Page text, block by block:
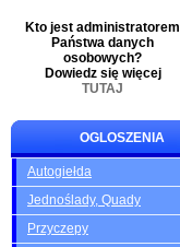
Kto jest administratorem
Państwa danych
osobowych?
Dowiedz się więcej
TUTAJ
OGLOSZENIA
Autogiełda
Jednoślady, Quady
Przyczepy